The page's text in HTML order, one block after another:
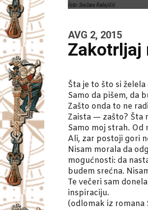
Foto: Snežana Radojičić
AVG 2, 2015
Zakotrljaj
Šta je to što si
Samo da pišem, da
Zašto onda to ne
Zaista — zašto? Šta
Samo moj strah. Od
Ali, zar postoji gori
Nisam morala da
mogućnosti: da
budem srećna.
Te večeri sam
inspiraciju.
(odlomak iz romana